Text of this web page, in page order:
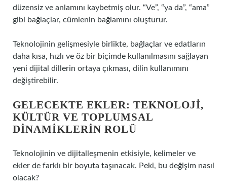
düzensiz ve anlamını kaybetmiş olur. “Ve”, “ya da”, “ama”
gibi bağlaçlar, cümlenin bağlamını oluşturur.
Teknolojinin gelişmesiyle birlikte, bağlaçlar ve edatların
daha kısa, hızlı ve öz bir biçimde kullanılmasını sağlayan
yeni dijital dillerin ortaya çıkması, dilin kullanımını
değiştirebilir.
GELECEKTE EKLER: TEKNOLOJI,
KÜLTÜR VE TOPLUMSAL
DINAMIKLERIN ROLÜ
Teknolojinin ve dijitalleşmenin etkisiyle, kelimeler ve
ekler de farklı bir boyuta taşınacak. Peki, bu değişim nasıl
olacak?